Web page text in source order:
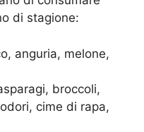
di stagione:
anguria, melone,
broccoli,
cime di rapa,